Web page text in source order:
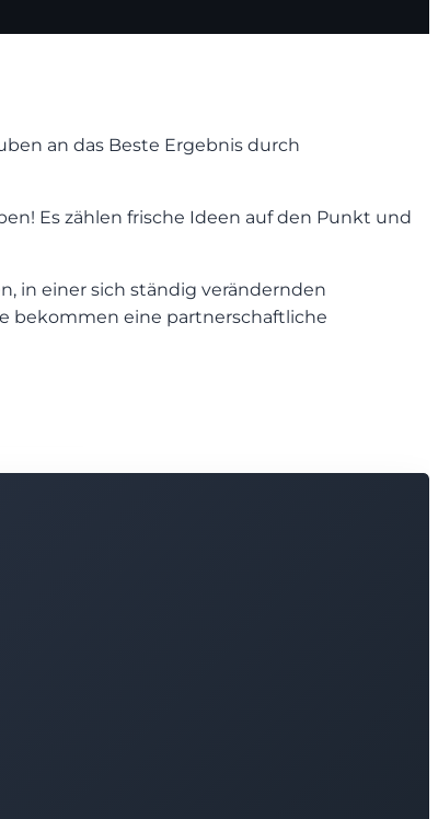
an das Beste Ergebnis durch
Es zählen frische Ideen auf den Punkt und
in einer sich ständig verändernden
bekommen eine partnerschaftliche